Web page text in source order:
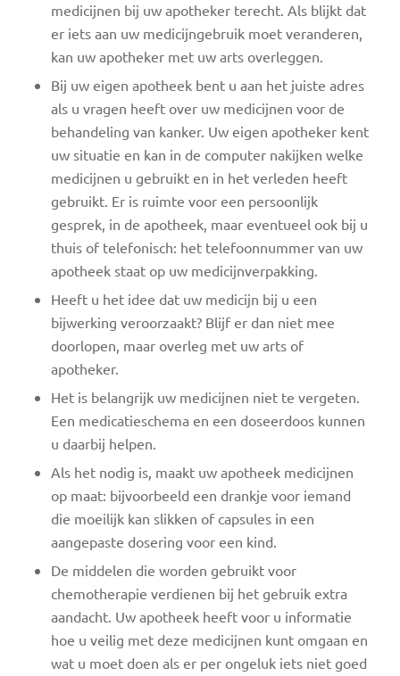
medicijnen bij uw apotheker terecht. Als blijkt dat
er iets aan uw medicijngebruik moet veranderen,
kan uw apotheker met uw arts overleggen.
Bij uw eigen apotheek bent u aan het juiste adres
als u vragen heeft over uw medicijnen voor de
behandeling van kanker. Uw eigen apotheker kent
uw situatie en kan in de computer nakijken welke
medicijnen u gebruikt en in het verleden heeft
gebruikt. Er is ruimte voor een persoonlijk
gesprek, in de apotheek, maar eventueel ook bij u
thuis of telefonisch: het telefoonnummer van uw
apotheek staat op uw medicijnverpakking.
Heeft u het idee dat uw medicijn bij u een
bijwerking veroorzaakt? Blijf er dan niet mee
doorlopen, maar overleg met uw arts of
apotheker.
Het is belangrijk uw medicijnen niet te vergeten.
Een medicatieschema en een doseerdoos kunnen
u daarbij helpen.
Als het nodig is, maakt uw apotheek medicijnen
op maat: bijvoorbeeld een drankje voor iemand
die moeilijk kan slikken of capsules in een
aangepaste dosering voor een kind.
De middelen die worden gebruikt voor
chemotherapie verdienen bij het gebruik extra
aandacht. Uw apotheek heeft voor u informatie
hoe u veilig met deze medicijnen kunt omgaan en
wat u moet doen als er per ongeluk iets niet goed